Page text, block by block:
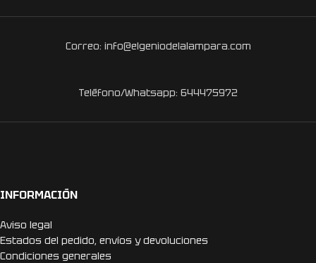
Correo: info@elgeniodelalampara.com
Teléfono/Whatsapp: 644475972
INFORMACIÓN
Aviso legal
Estados del pedido, envíos y devoluciones
Condiciones generales